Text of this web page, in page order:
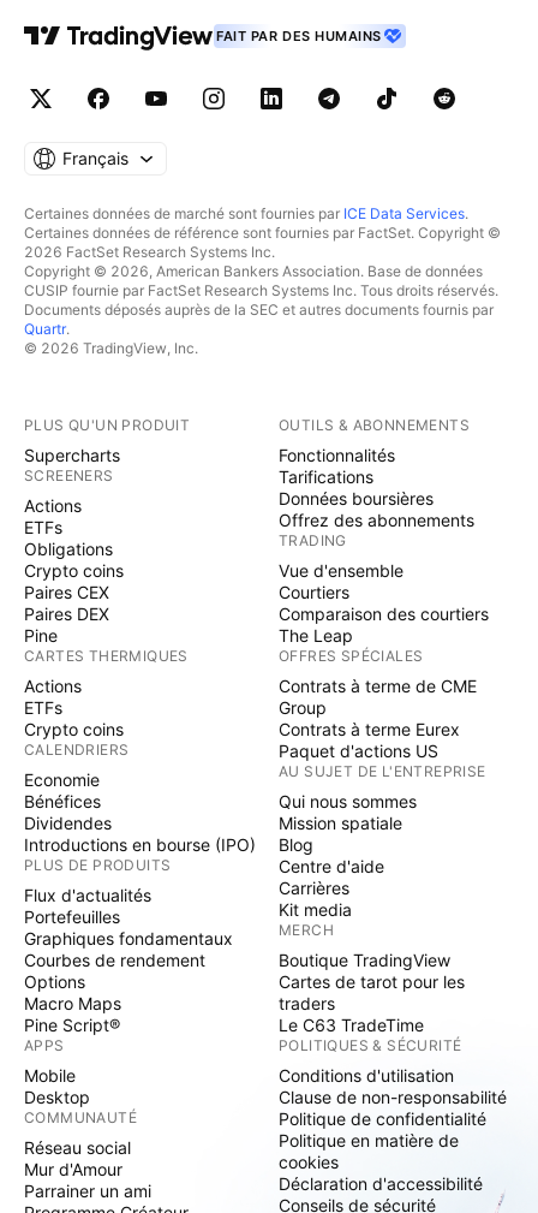
FAIT PAR DES HUMAINS
Français
Certaines données de marché sont fournies par ICE Data Services.
Certaines données de référence sont fournies par FactSet. Copyright ©
2026 FactSet Research Systems Inc.
Copyright © 2026, American Bankers Association. Base de données
CUSIP fournie par FactSet Research Systems Inc. Tous droits réservés.
Documents déposés auprès de la SEC et autres documents fournis par
Quartr.
© 2026 TradingView, Inc.
PLUS QU'UN PRODUIT
Supercharts
SCREENERS
Actions
ETFs
Obligations
Crypto coins
Paires CEX
Paires DEX
Pine
CARTES THERMIQUES
Actions
ETFs
Crypto coins
CALENDRIERS
Economie
Bénéfices
Dividendes
Introductions en bourse (IPO)
PLUS DE PRODUITS
Flux d'actualités
Portefeuilles
Graphiques fondamentaux
Courbes de rendement
Options
Macro Maps
Pine Script®
APPS
Mobile
Desktop
COMMUNAUTÉ
Réseau social
Mur d'Amour
Parrainer un ami
OUTILS & ABONNEMENTS
Fonctionnalités
Tarifications
Données boursières
Offrez des abonnements
TRADING
Vue d'ensemble
Courtiers
Comparaison des courtiers
The Leap
OFFRES SPÉCIALES
Contrats à terme de CME
Group
Contrats à terme Eurex
Paquet d'actions US
AU SUJET DE L'ENTREPRISE
Qui nous sommes
Mission spatiale
Blog
Centre d'aide
Carrières
Kit media
MERCH
Boutique TradingView
Cartes de tarot pour les
traders
Le C63 TradeTime
POLITIQUES & SÉCURITÉ
Conditions d'utilisation
Clause de non-responsabilité
Politique de confidentialité
Politique en matière de
cookies
Déclaration d'accessibilité
Conseils de sécurité